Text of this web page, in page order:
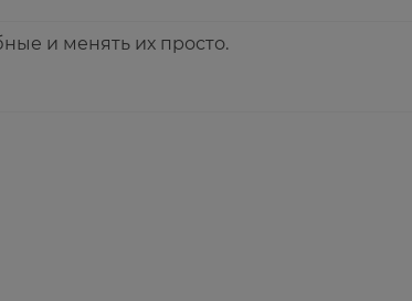
и менять их просто.